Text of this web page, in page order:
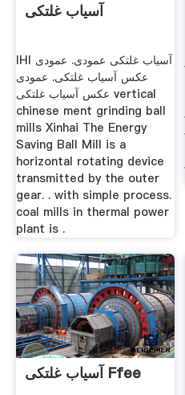
آسیاب غلتکی
IHI آسیاب غلتکی عمودی. عمودی
عکس آسیاب غلتکی. عمودی
عکس آسیاب غلتکی vertical
chinese ment grinding ball
mills Xinhai The Energy
Saving Ball Mill is a
horizontal rotating device
transmitted by the outer
gear. . with simple process.
coal mills in thermal power
plant is .
آسیاب غلتکی Ffee